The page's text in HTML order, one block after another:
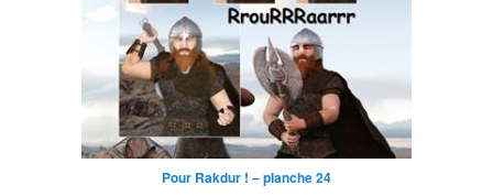
Pour Rakdur ! – planche 24